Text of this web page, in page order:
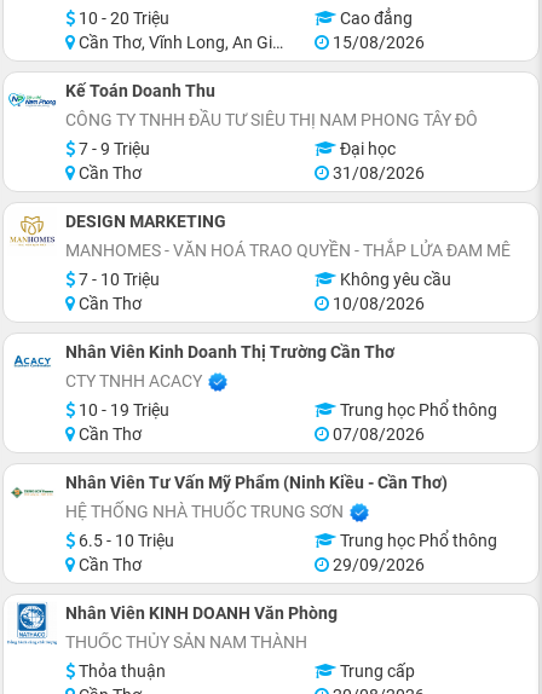
10 - 20 Triệu
Cao đẳng
Cần Thơ, Vĩnh Long, An Giang, Đồng Tháp, Cà Mau, Miền Nam
15/08/2026
Kế Toán Doanh Thu
CÔNG TY TNHH ĐẦU TƯ SIÊU THỊ NAM PHONG TÂY ĐÔ
7 - 9 Triệu
Đại học
Cần Thơ
31/08/2026
DESIGN MARKETING
MANHOMES - VĂN HOÁ TRAO QUYỀN - THẮP LỬA ĐAM MÊ
7 - 10 Triệu
Không yêu cầu
Cần Thơ
10/08/2026
Nhân Viên Kinh Doanh Thị Trường Cần Thơ
CTY TNHH ACACY
10 - 19 Triệu
Trung học Phổ thông
Cần Thơ
07/08/2026
Nhân Viên Tư Vấn Mỹ Phẩm (Ninh Kiều - Cần Thơ)
HỆ THỐNG NHÀ THUỐC TRUNG SƠN
6.5 - 10 Triệu
Trung học Phổ thông
Cần Thơ
29/09/2026
Nhân Viên KINH DOANH Văn Phòng
THUỐC THỦY SẢN NAM THÀNH
Thỏa thuận
Trung cấp